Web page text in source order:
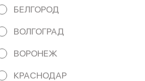
ядреFoodpicásso
КОНФИДЕНЦИАЛЬНОСТИ
БЕЛГОРОД
ВОЛГОГРАД
ВОРОНЕЖ
КРАСНОДАР